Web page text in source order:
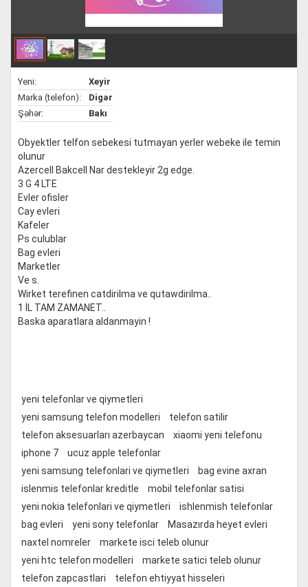
Yeni:
Xeyir
Marka (telefon):
Digər
Şəhər:
Bakı
Obyektler telfon sebekesi tutmayan yerler webeke ile temin
olunur
Azercell Bakcell Nar destekleyir 2g edge.
3 G 4 LTE
Evler ofisler
Cay evleri
Kafeler
Ps culublar
Bag evleri
Marketler
Ve s.
Wirket terefinen catdirilma ve qutawdirilma..
1 İL TAM ZAMANET..
Baska aparatlara aldanmayin !
yeni telefonlar ve qiymetleri
yeni samsung telefon modelleri
telefon satilir
telefon aksesuarları azerbaycan
xiaomi yeni telefonu
iphone 7
ucuz apple telefonlar
yeni samsung telefonlari ve qiymetleri
bag evine axran
islenmis telefonlar kreditle
mobil telefonlar satisi
yeni nokia telefonlari ve qiymetleri
ishlenmish telefonlar
bag evleri
yeni sony telefonlar
Masazırda heyet evleri
naxtel nomreler
markete isci teleb olunur
yeni htc telefon modelleri
markete satici teleb olunur
telefon zapcastlari
telefon ehtiyyat hisseleri